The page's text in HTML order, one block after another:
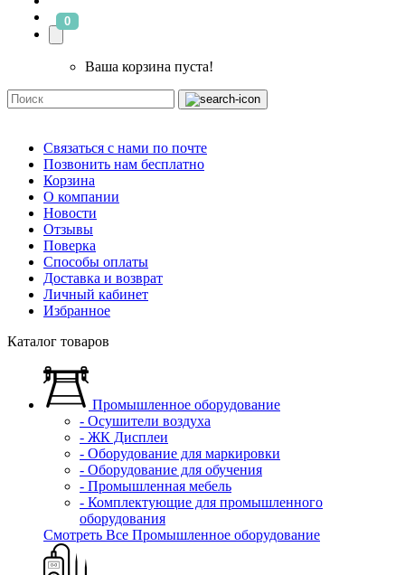
0
Ваша корзина пуста!
Связаться с нами по почте
Позвонить нам бесплатно
Корзина
О компании
Новости
Отзывы
Поверка
Способы оплаты
Доставка и возврат
Личный кабинет
Избранное
Каталог товаров
Промышленное оборудование
- Осушители воздуха
- ЖК Дисплеи
- Оборудование для маркировки
- Оборудование для обучения
- Промышленная мебель
- Комплектующие для промышленного
оборудования
Смотреть Все Промышленное оборудование